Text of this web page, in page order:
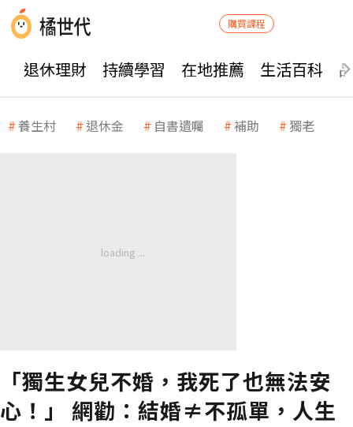
購買課程
退休理財 持續學習 在地推薦 生活百科
養生村 退休金 自書遺囑 補助 獨老
「獨生女兒不婚，我死了也無法安
心！」 網勸：結婚≠不孤單，人生